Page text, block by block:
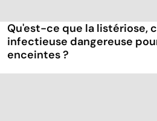
Qu'est-ce que la listériose,
infectieuse dangereuse
enceintes ?